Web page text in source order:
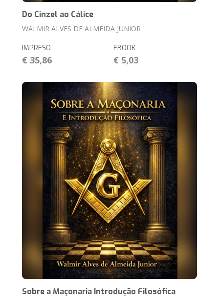
Do Cinzel ao Cálice
WALMIR ALVES DE ALMEIDA JUNIOR
IMPRESO
€ 35,86
EBOOK
€ 5,03
Sobre a Maçonaria Introdução Filosófica